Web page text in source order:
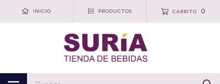
INICIO PRODUCTOS CARRITO 0